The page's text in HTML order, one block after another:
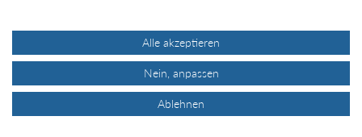
Gefällt mir
Alle akzeptieren
Nein, anpassen
Ablehnen